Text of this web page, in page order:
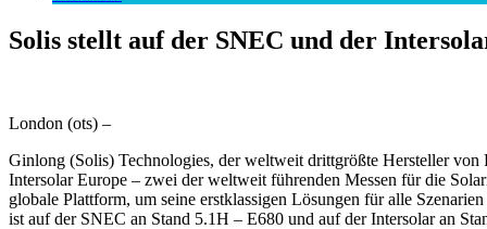
Solis stellt auf der SNEC und der
London (ots) –
Ginlong (Solis) Technologies, der weltweit drittgrößte Hersteller von
Intersolar Europe – zwei der weltweit führenden Messen für die
globale Plattform, um seine erstklassigen Lösungen für alle
ist auf der SNEC an Stand 5.1H – E680 und auf der Intersolar an